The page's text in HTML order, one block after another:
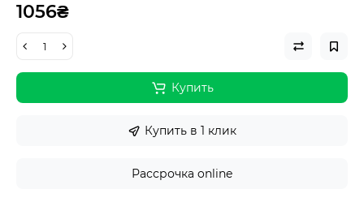
1056₴
Купить
Купить в 1 клик
Рассрочка online